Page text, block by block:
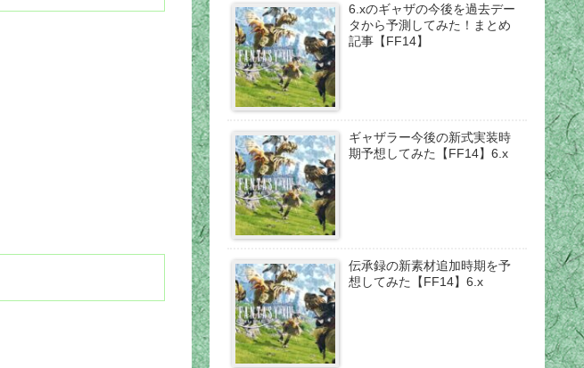
6.xのギャザの今後を過去デー
タから予測してみた！まとめ
記事【FF14】
ギャザラー今後の新式実装時
期予想してみた【FF14】6.x
伝承録の新素材追加時期を予
想してみた【FF14】6.x